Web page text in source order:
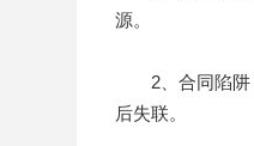
源。
2、合同陷阱：
后失联。